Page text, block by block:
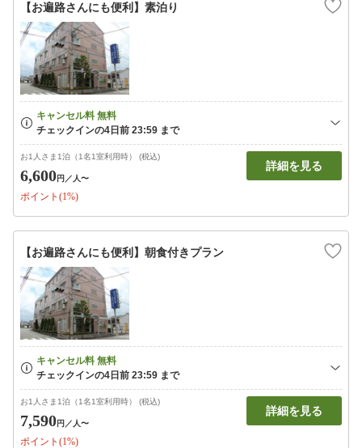
【お遍路さんにも便利】素泊り
お1人さま1泊（1名1室利用時） (税込)
6,600円 ／人〜
ポイント(1%)
詳細を見る
【お遍路さんにも便利】朝食付きプラン
お1人さま1泊（1名1室利用時） (税込)
7,590円 ／人〜
ポイント(1%)
詳細を見る